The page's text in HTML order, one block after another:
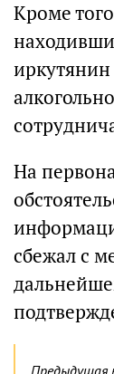
Кроме
иркутянин
На
сбежал с
Предыдущая